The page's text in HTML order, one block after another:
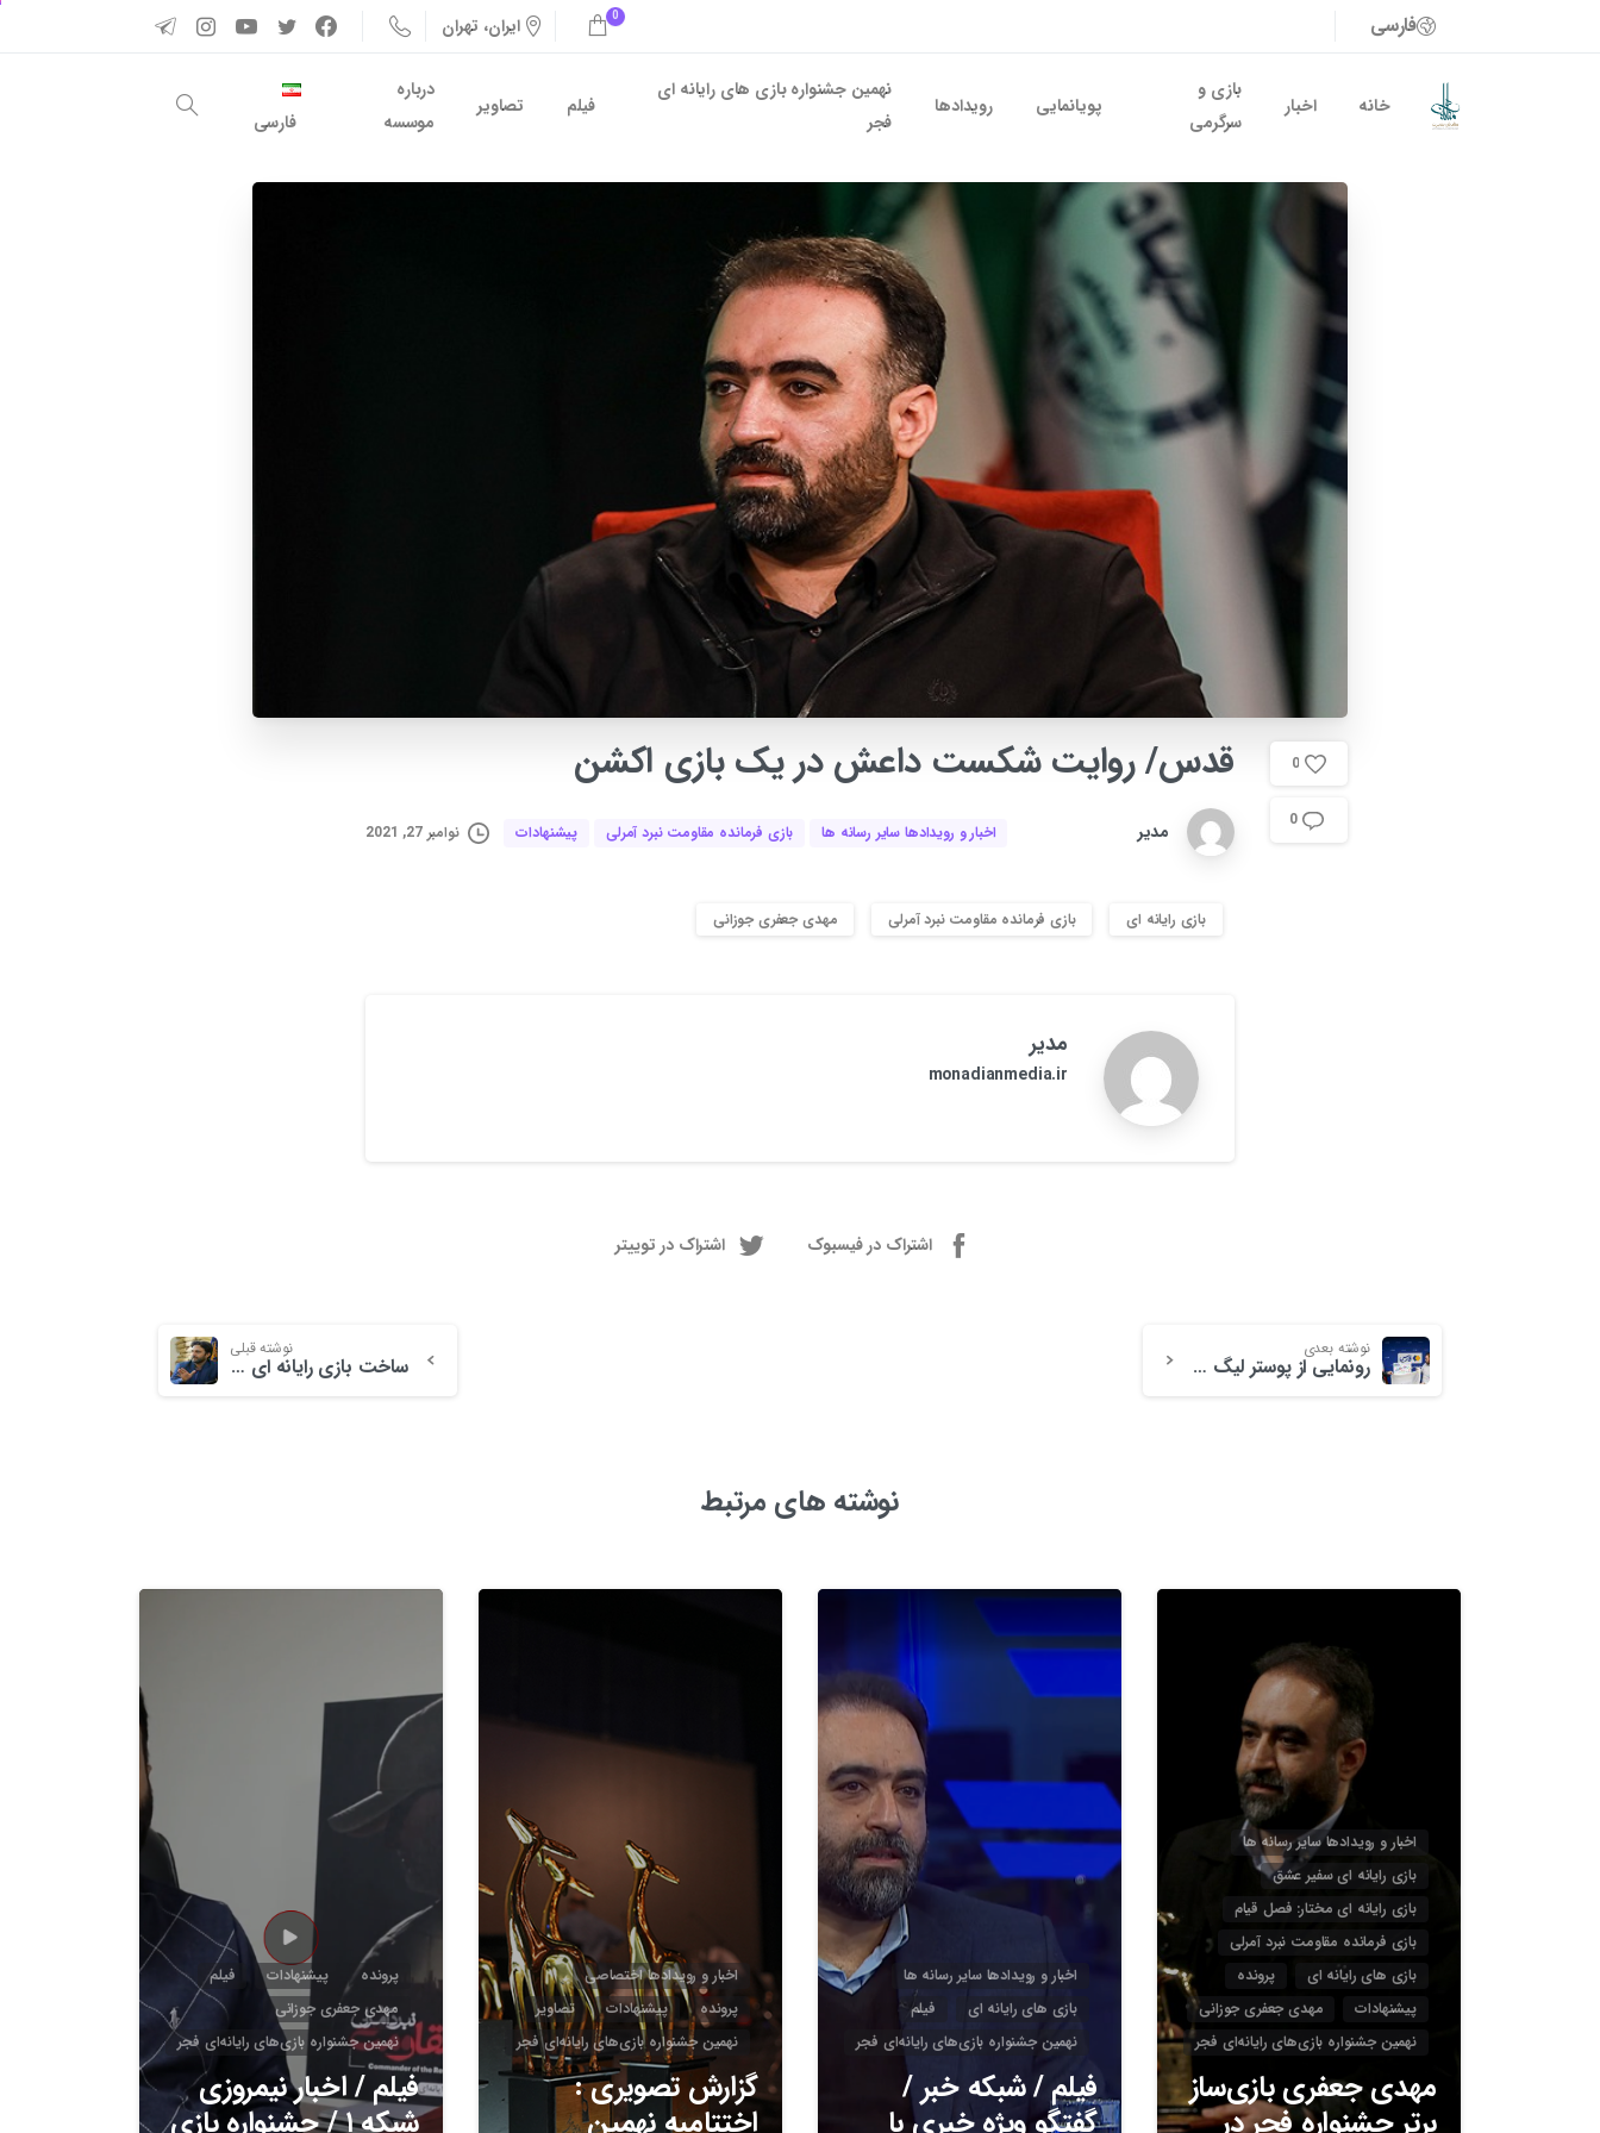
فارسی 0 ایران، تهران
خانه اخبار
بازی و
سرگرمی
پویانمایی رویدادها
نهمین جشنواره بازی های رایانه ای
فجر
فیلم تصاویر
درباره
موسسه
فارسی
0
0
قدس/روایت شکست داعشدریک بازی اکشن
مدیر اخبار و رویدادها سایر رسانه ها بازی فرمانده مقاومت نبرد آمرلی پیشنهادات نوامبر 27, 2021
بازی رایانه ای بازی فرمانده مقاومت نبرد آمرلی مهدی جعفری جوزانی
مدیر
monadianmedia.ir
اشتراک در فیسبوک اشتراک در توییتر
نوشته قبلی
ساخت بازی رایانه ای «فرمانده مقاومت؛ نبرد آمرلی» مسیر شناخت قهرمانان ملی را هموارتر می کند
نوشته بعدی
رونمایی از پوستر لیگ ورزش‌های الکترونیک ایران همراه جوایز ویژه برای نفرات برتر
نوشته های مرتبط
اخبار و رویدادها سایر رسانه ها
بازی رایانه ای سفیر عشق
بازی رایانه ای مختار: فصل قیام
بازی فرمانده مقاومت نبرد آمرلی
بازی های رایانه ای
پرونده
پیشنهادات
مهدی جعفری جوزانی
نهمین جشنواره بازی‌های رایانه‌ای فجر
مهدی جعفری بازی‌ساز
برتر جشنواره فجر در
اخبار و رویدادها سایر رسانه ها
بازی های رایانه ای
فیلم
نهمین جشنواره بازی‌های رایانه‌ای فجر
فیلم / شبکه خبر /
گفتگو ویژه خبری با
اخبار و رویدادها اختصاصی
پرونده
پیشنهادات
تصاویر
نهمین جشنواره بازی‌های رایانه‌ای فجر
گزارش تصویری :
اختتامیه نهمین
پرونده پیشنهادات
فیلم
مهدی جعفری جوزانی
نهمین جشنواره بازی‌های رایانه‌ای فجر
فیلم / اخبار نیمروزی
شبکه ۱ / جشنواره بازی